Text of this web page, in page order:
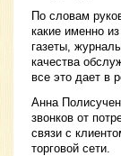
По словам
какие именно
газеты,
качества
все это дает в
Анна
звонков от
связи с
торговой сети.